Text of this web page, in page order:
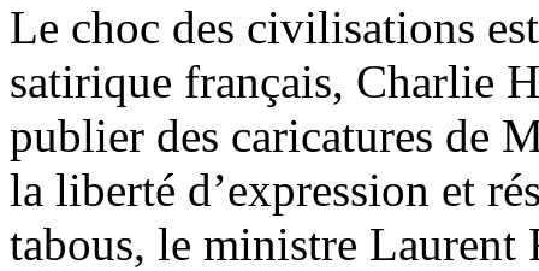
Le choc des civilisations
satirique français, Charlie
publier des caricatures de
la liberté d’expression et
tabous, le ministre Laurent